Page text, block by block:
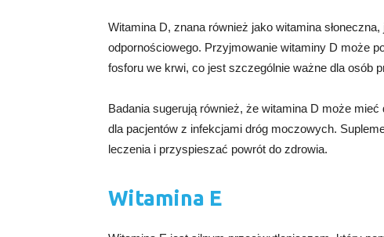
Witamina D, znana również jako witamina
odpornościowego. Przyjmowanie witaminy D może
fosforu we krwi, co jest szczególnie ważne dla osób
Badania sugerują również, że witamina D może
dla pacjentów z infekcjami dróg moczowych.
leczenia i przyspieszać powrót do zdrowia.
Witamina E